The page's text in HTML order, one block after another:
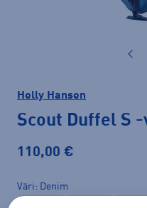
Helly Hansen
Scout Duffel S -
110,00 €
Väri Denim